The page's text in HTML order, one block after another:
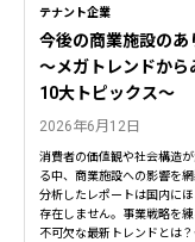
テナント企業
今後の商業施設のあ
〜メガトレンドから
10大トピックス〜
2026年6月12日
消費者の価値観や社会構造
る中、商業施設への影響を
分析したレポートは国内に
存在しません。事業戦略を
不可欠な最新トレンドとは